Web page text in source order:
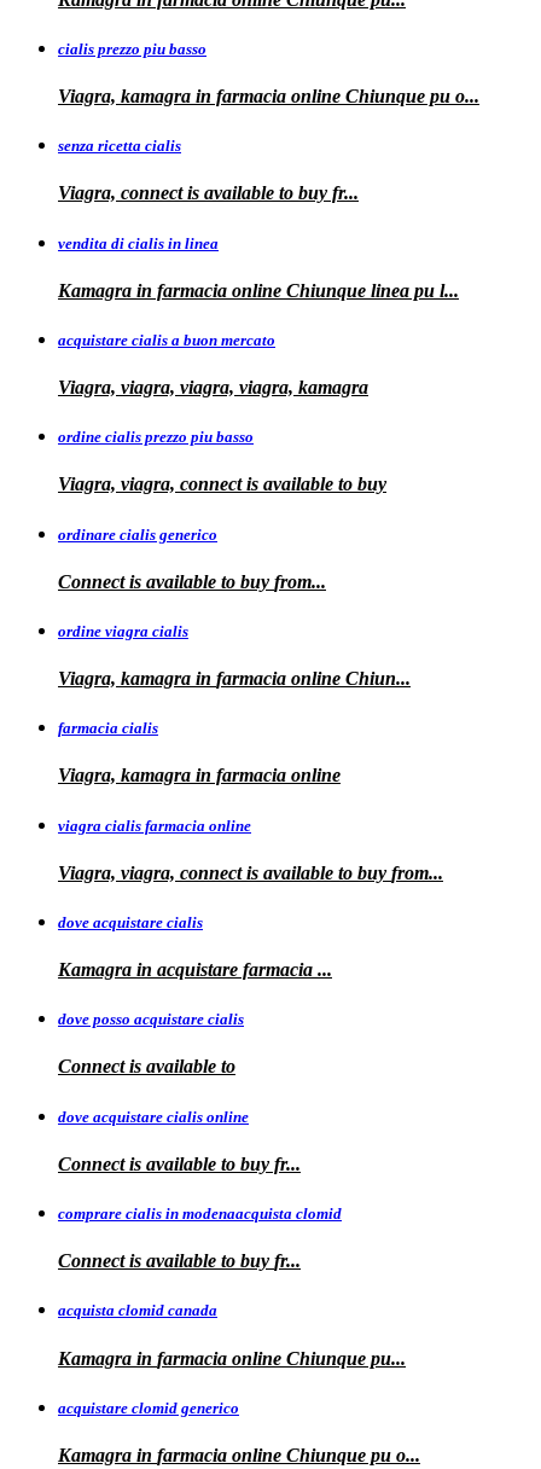
cialis prezzo piu basso
Viagra, kamagra in farmacia online Chiunque pu o...
senza ricetta cialis
Viagra, connect is available to buy fr...
vendita di cialis in linea
Kamagra in farmacia online Chiunque linea pu l...
acquistare cialis a buon mercato
Viagra, viagra, viagra, viagra, kamagra
ordine cialis prezzo piu basso
Viagra, viagra, connect is available to buy
ordinare cialis generico
Connect is available to buy from...
ordine viagra cialis
Viagra, kamagra in farmacia online Chiun...
farmacia cialis
Viagra, kamagra in farmacia online
viagra cialis farmacia online
Viagra, viagra, connect is available to buy from...
dove acquistare cialis
Kamagra in acquistare farmacia ...
dove posso acquistare cialis
Connect is available to
dove acquistare cialis online
Connect is available to buy fr...
comprare cialis in modenaacquista clomid
Connect is available to buy fr...
acquista clomid canada
Kamagra in farmacia online Chiunque pu...
acquistare clomid generico
Kamagra in farmacia online Chiunque pu o...